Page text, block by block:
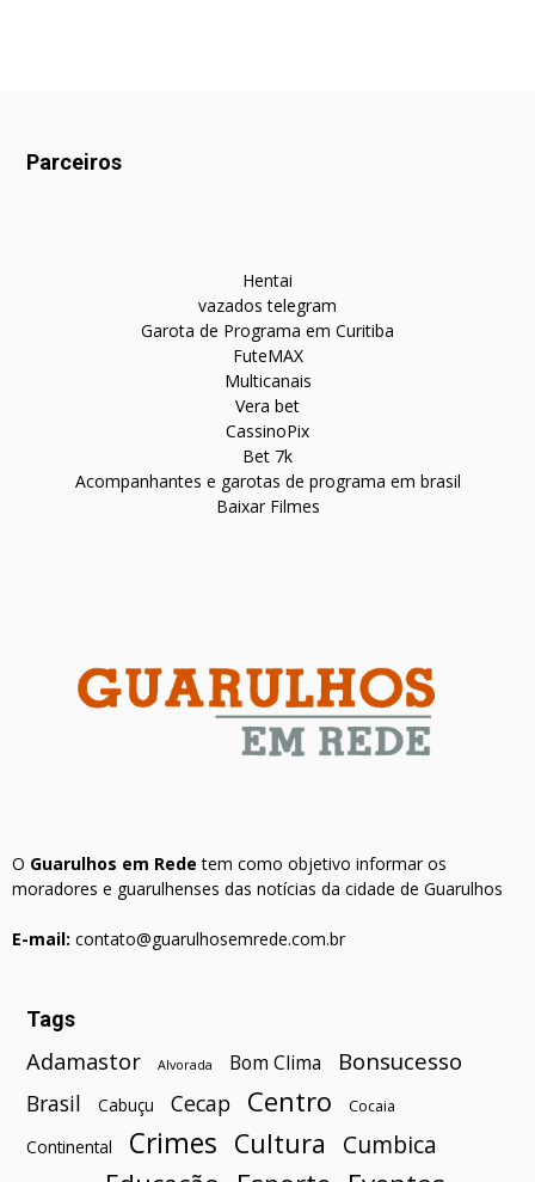
Parceiros
Hentai
vazados telegram
Garota de Programa em Curitiba
FuteMAX
Multicanais
Vera bet
CassinoPix
Bet 7k
Acompanhantes e garotas de programa em brasil
Baixar Filmes
O Guarulhos em Rede tem como objetivo informar os
moradores e guarulhenses das notícias da cidade de Guarulhos
E-mail: contato@guarulhosemrede.com.br
Tags
Adamastor Alvorada Bom Clima Bonsucesso
Brasil Cabuçu Cecap Centro Cocaia
Continental Crimes Cultura Cumbica